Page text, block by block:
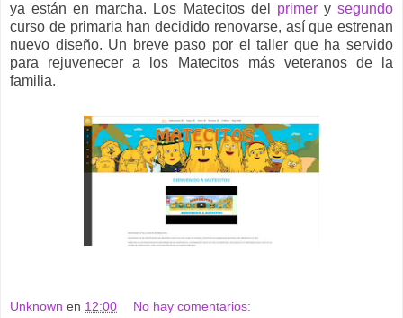
ya están en marcha. Los Matecitos del primerysegundo
curso de primaria han decidido renovarse, así que estrenan
nuevo diseño. Un breve paso por el taller que ha servido
para rejuvenecer a los Matecitos más veteranos de la
familia.
Unknown en 12:00 No hay comentarios: